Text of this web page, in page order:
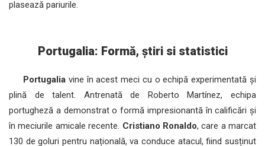
plasează pariurile.
Portugalia: Formă, știri si statistici
Portugaliavine în acest meci cu o echipă experimentată și
plină de talent. Antrenată de Roberto Martínez, echipa
portugheză a demonstrat o formă impresionantă în calificări și
în meciurile amicale recente. Cristiano Ronaldo, care a marcat
130 de goluri pentru națională, va conduce atacul, fiind susținut